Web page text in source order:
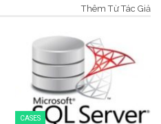
Thêm Từ Tác Giả
CASES